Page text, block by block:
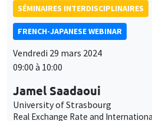
SÉMINAIRES INTERDISCIPLINAIRES
FRENCH-JAPANESE WEBINAR
Vendredi 29 mars 2024
09:00 à 10:00
Jamel Saadaoui
University of Strasbourg
Real Exchange Rate and